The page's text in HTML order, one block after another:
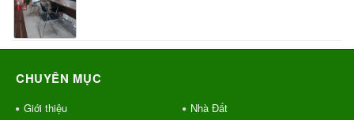
CHUYÊN MỤC
Giới thiệu
Nhà Đất